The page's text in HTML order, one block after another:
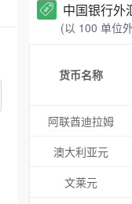
中国银行外
(以 100 单位
货币名称
阿联酋迪拉姆
澳大利亚元
文莱元